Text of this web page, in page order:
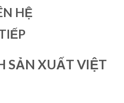
HỆ
SẢN XUẤT VIỆT